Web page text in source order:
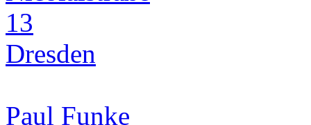
Paul Funke